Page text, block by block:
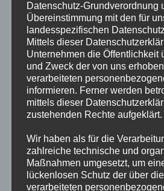
Mail-Adresse und Website
Browser für meinen
speichern.
Datenschutz-Grundverordnung
Übereinstimmung mit den für
landesspezifischen
Mittels dieser
Unternehmen die Öffentlichkeit
und Zweck der von uns
verarbeiteten
informieren. Ferner werden
mittels dieser
zustehenden Rechte aufgeklärt.
Wir haben als für die
zahlreiche technische und
Maßnahmen umgesetzt, um
lückenlosen Schutz der über
verarbeiteten